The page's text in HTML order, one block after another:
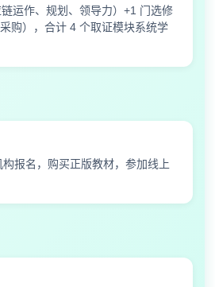
运作、规划、领导力）+1 门选修
采购），合计 4 个取证模块系统学
报名，购买正版教材，参加线上